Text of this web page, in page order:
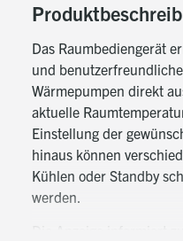
Das Raumbediengerät
und
Wärmepumpen direkt
aktuelle
Einstellung der
hinaus können
Kühlen oder Standby
werden.